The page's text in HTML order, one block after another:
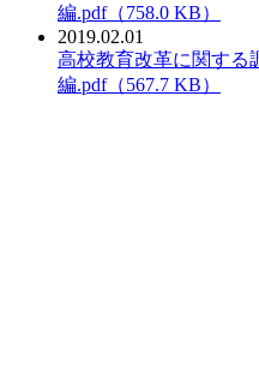
編.pdf（758.0 KB）
2019.02.01
PDF：
高校教育改革に関する
編.pdf（567.7 KB）